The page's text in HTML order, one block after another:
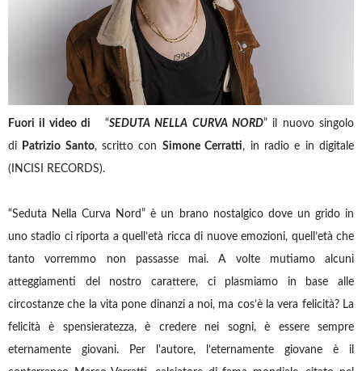
Fuori il video di “SEDUTA NELLA CURVA NORD” il nuovo singolo
di
Patrizio Santo, scritto con Simone Cerratti, in radio e in digitale
(INCISI RECORDS).
“Seduta Nella Curva Nord” è un brano nostalgico dove un grido in
uno stadio ci riporta a quell’età ricca di nuove emozioni, quell’età che
tanto vorremmo non passasse mai. A volte mutiamo alcuni
atteggiamenti del nostro carattere, ci plasmiamo in base alle
circostanze che la vita pone dinanzi a noi, ma cos’è la vera felicità? La
felicità è spensieratezza, è credere nei sogni, è essere sempre
eternamente giovani. Per l'autore, l’eternamente giovane è il